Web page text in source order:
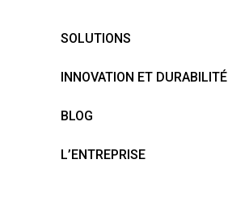
SOLUTIONS
INNOVATION ET DURABILITÉ
BLOG
L’ENTREPRISE